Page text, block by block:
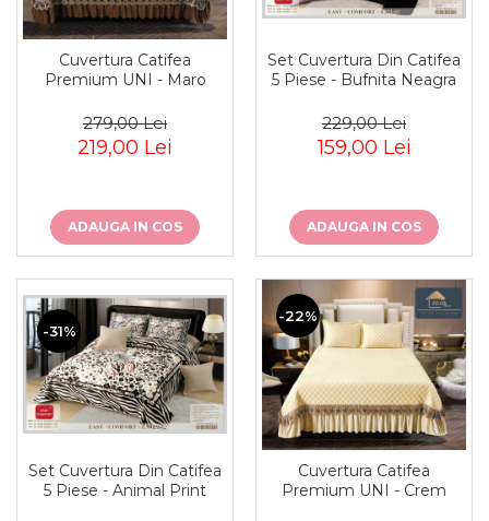
Cuvertura Catifea
Premium UNI - Maro
279,00 Lei
219,00 Lei
ADAUGA IN COS
Set Cuvertura Din Catifea
5 Piese - Bufnita Neagra
229,00 Lei
159,00 Lei
ADAUGA IN COS
-31%
Set Cuvertura Din Catifea
5 Piese - Animal Print
-22%
Cuvertura Catifea
Premium UNI - Crem